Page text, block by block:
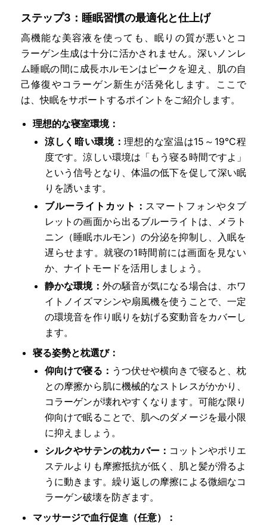
ステップ3：睡眠習慣の最適化と仕上げ
高機能な美容液を使っても、眠りの質が悪いとコ
ラーゲン生成は十分に活かされません。深いノンレ
ム睡眠の間に成長ホルモンはピークを迎え、肌の自
己修復やコラーゲン新生が活発化します。ここで
は、快眠をサポートするポイントをご紹介します。
理想的な寝室環境：
涼しく暗い環境：理想的な室温は15～19℃程
度です。涼しい環境は「もう寝る時間ですよ」
という信号となり、体温の低下を促して深い眠
りを誘います。
ブルーライトカット： スマートフォンやタブ
レットの画面から出るブルーライトは、メラト
ニン（睡眠ホルモン）の分泌を抑制し、入眠を
遅らせます。就寝の1時間前には画面を見ない
か、ナイトモードを活用しましょう。
静かな環境： 外の騒音が気になる場合は、ホワ
イトノイズマシンや扇風機を使うことで、一定
の環境音を作り眠りを妨げる変動音をカバーし
ます。
寝る姿勢と枕選び：
仰向けで寝る： うつ伏せや横向きで寝ると、枕
との摩擦から肌に機械的なストレスがかかり、
コラーゲンが壊れやすくなります。可能な限り
仰向けで眠ることで、肌へのダメージを最小限
に抑えましょう。
シルクやサテンの枕カバー： コットンやポリエ
ステルよりも摩擦抵抗が低く、肌と髪が滑るよ
うに動きます。繰り返しの摩擦による微細なコ
ラーゲン破壊を防ぎます。
マッサージで血行促進（任意）：